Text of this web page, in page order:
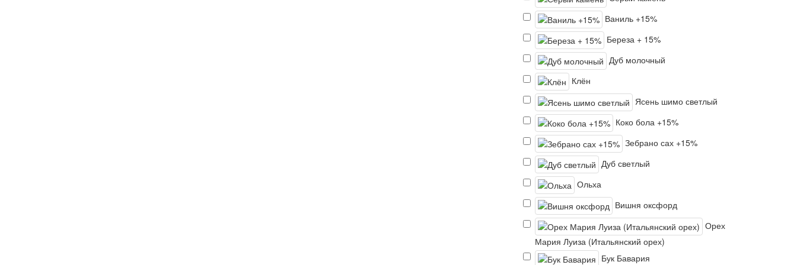
Ваниль +15%
Береза + 15%
Дуб молочный
Клён
Ясень шимо светлый
Коко бола +15%
Зебрано сах +15%
Дуб светлый
Ольха
Вишня оксфорд
Орех
Мария Луиза (Итальянский орех)
Бук Бавария